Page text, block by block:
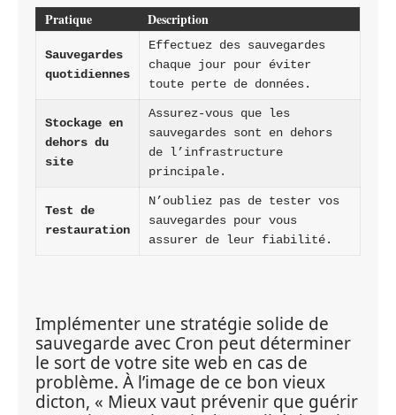
Pratique Description
Sauvegardes
quotidiennes
Effectuez des sauvegardes
chaque jour pour éviter
toute perte de données.
Stockage en
dehors du
site
Assurez-vous que les
sauvegardes sont en dehors
de l’infrastructure
principale.
Test de
restauration
N’oubliez pas de tester vos
sauvegardes pour vous
assurer de leur fiabilité.
Implémenter une stratégie solide de
sauvegarde avec Cron peut déterminer
le sort de votre site web en cas de
problème. À l’image de ce bon vieux
dicton, « Mieux vaut prévenir que guérir